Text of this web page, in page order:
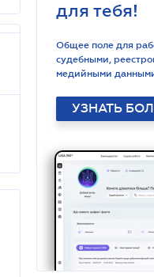
для тебя!
Общее поле для
судебными,
медийными
УЗНАТЬ